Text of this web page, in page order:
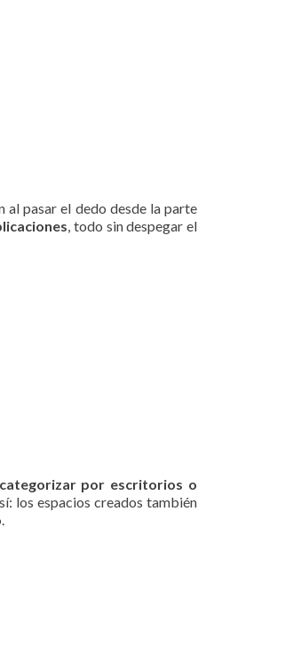
al pasar el dedo desde la parte
, todo sin despegar el
por escritorios o
los espacios creados también
.